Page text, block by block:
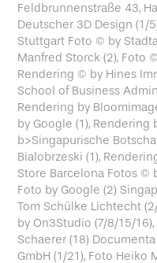
Feldbrunnenstraße 43,
Deutscher 3D Design (1/
Stuttgart Foto © by
Manfred Storck (2), Foto
Rendering © by Hines
School of Business
Rendering by
by Google (1), Rendering
b>Singapurische
Bialobrzeski (1),
Store Barcelona Fotos ©
Foto by Google (2)
Tom Schülke Lichtecht
by On3Studio (7/8/15/
Schaerer (18)
GmbH (1/21), Foto Heiko